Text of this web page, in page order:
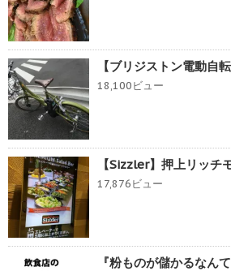
【ブリジストン電動自
18,100ビュー
【Sizzler】押上リッチ
17,876ビュー
『粉ものが儲かるなん